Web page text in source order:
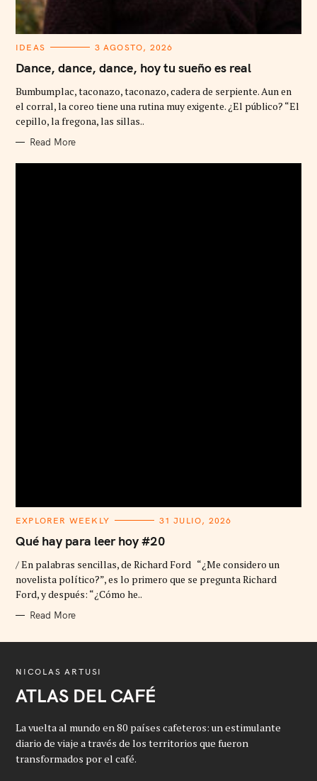
C
T
E
O
R
I
E
IDEAS 3 AGOSTO, 2026
Dance, dance, dance, hoy tu sueño es real
Bumbumplac, taconazo, taconazo, cadera de serpiente. Aun en
el corral, la coreo tiene una rutina muy exigente. ¿El público? “El
cepillo, la fregona, las sillas..
Read More
C
T
E
O
I
E
EXPLORER WEEKLY 31 JULIO, 2026
Qué hay para leer hoy #20
/ En palabras sencillas, de Richard Ford “¿Me considero un
novelista político?”, es lo primero que se pregunta Richard
Ford, y después: “¿Cómo he..
Read More
NICOLAS ARTUSI
ATLAS DEL CAFÉ
La vuelta al mundo en 80 países cafeteros: un estimulante
diario de viaje a través de los territorios que fueron
transformados por el café.